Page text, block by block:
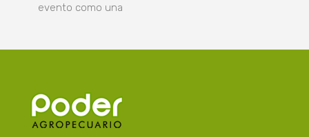
evento como una